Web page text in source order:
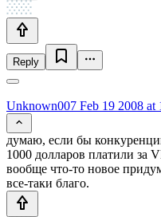
Reply
Unknown007 Feb 19 2008 at
думаю, если бы
1000 долларов платили за
вообще что-то новое
все-таки благо.